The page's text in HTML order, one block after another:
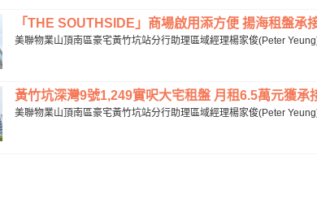
「THE SOUTHSIDE」商場啟用添方便 揚海租盤承
美聯物業山頂南區豪宅黃竹坑站分行助理區域經理楊家俊(Peter
黃竹坑深灣9號1,249實呎大宅租盤 月租6.5萬元獲承
美聯物業山頂南區豪宅黃竹坑站分行助理區域經理楊家俊(Peter